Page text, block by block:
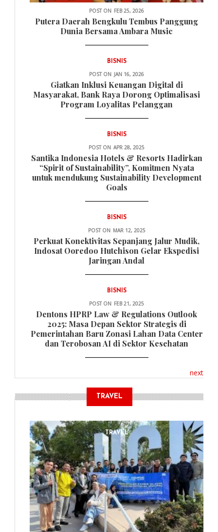
POST ON FEB 25, 2026
Putera Daerah Bengkulu Tembus Panggung
Dunia Bersama Ambara Music
BISNIS
POST ON JAN 16, 2026
Giatkan Inklusi Keuangan Digital di
Masyarakat, Bank Raya Dorong Optimalisasi
Program Loyalitas Pelanggan
BISNIS
POST ON APR 28, 2025
Santika Indonesia Hotels & Resorts Hadirkan
“Spirit of Sustainability”, Komitmen Nyata
untuk mendukung Sustainability Development
Goals
BISNIS
POST ON MAR 12, 2025
Perkuat Konektivitas Sepanjang Jalur Mudik,
Indosat Ooredoo Hutchison Gelar Ekspedisi
Jaringan Andal
BISNIS
POST ON FEB 21, 2025
Dentons HPRP Law & Regulations Outlook
2025: Masa Depan Sektor Strategis di
Pemerintahan Baru Zonasi Lahan Data Center
dan Terobosan AI di Sektor Kesehatan
next
TRAVEL
TRAVEL